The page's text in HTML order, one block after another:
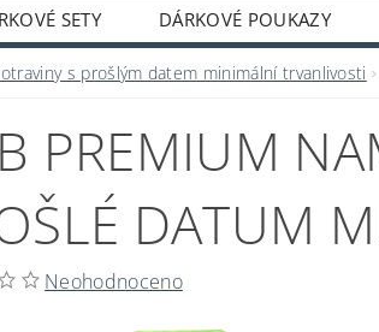
SETY DÁRKOVÉ POUKAZY
NUDLE A POLÉVKY RÝŽE A
JAPONSKÉ FIGURKY
POTRAVINY S PROŠLÝM DATEM
A PLATBY
s prošlým datem minimální trvanlivosti
PREMIUM
DATUM
Neohodnoceno